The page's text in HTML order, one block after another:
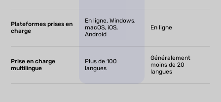
Plateformes prises en
charge
En ligne, Windows,
macOS, iOS,
Android
En ligne
Prise en charge
multilingue
Plus de 100
langues
Généralement
moins de 20
langues